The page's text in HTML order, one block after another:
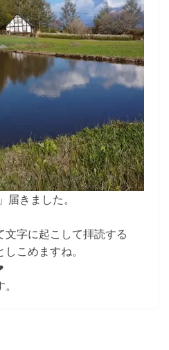
届きました。
字に起こして拝読する
こめますね。